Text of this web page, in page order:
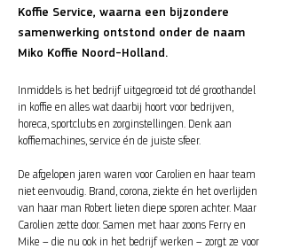
Koffie Service, waarna een bijzondere
samenwerking ontstond onder de naam
Miko Koffie Noord-Holland.
Inmiddels is het bedrijf uitgegroeid tot dé groothandel
in koffie en alles wat daarbij hoort voor bedrijven,
horeca, sportclubs en zorginstellingen. Denk aan
koffiemachines, service én de juiste sfeer.
De afgelopen jaren waren voor Carolien en haar team
niet eenvoudig. Brand, corona, ziekte én het overlijden
van haar man Robert lieten diepe sporen achter. Maar
Carolien zette door. Samen met haar zoons Ferry en
Mike – die nu ook in het bedrijf werken – zorgt ze voor